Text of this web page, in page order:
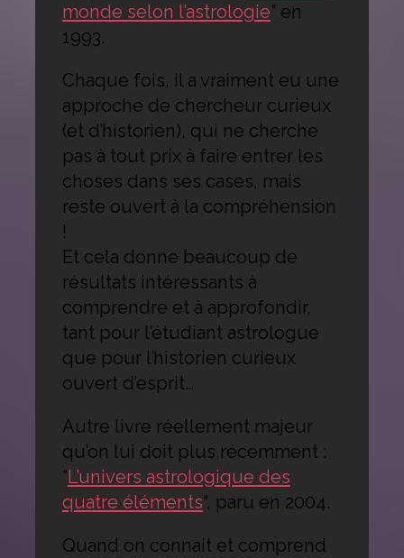
monde selon l’astrologie” en
1993.
Chaque fois, il a vraiment eu une
approche de chercheur curieux
(et d’historien), qui ne cherche
pas à tout prix à faire entrer les
choses dans ses cases, mais
reste ouvert à la compréhension
!
Et cela donne beaucoup de
résultats intéressants à
comprendre et à approfondir,
tant pour l’étudiant astrologue
que pour l’historien curieux
ouvert d’esprit…
Autre livre réellement majeur
qu’on lui doit plus récemment :
“L’univers astrologique des
quatre éléments“, paru en 2004.
Quand on connait et comprend